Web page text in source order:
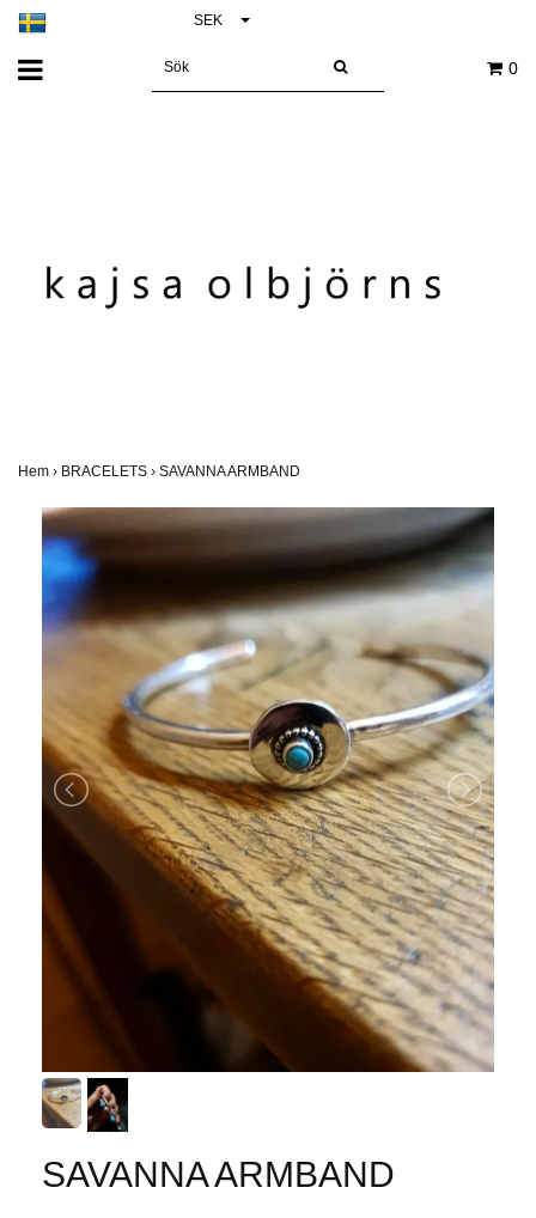
SEK
0
Hem › BRACELETS › SAVANNA ARMBAND
SAVANNA ARMBAND